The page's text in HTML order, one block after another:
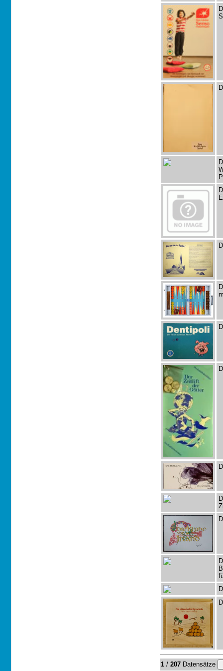
1 / 207 Datensätze